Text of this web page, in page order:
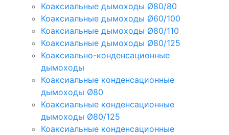
Коаксиальные дымоходы Ø80/80
Коаксиальные дымоходы Ø60/100
Коаксиальные дымоходы Ø80/110
Коаксиальные дымоходы Ø80/125
Коаксиально-конденсационные
дымоходы
Коаксиальные конденсационные
дымоходы Ø80
Коаксиальные конденсационные
дымоходы Ø80/125
Коаксиальные конденсационные